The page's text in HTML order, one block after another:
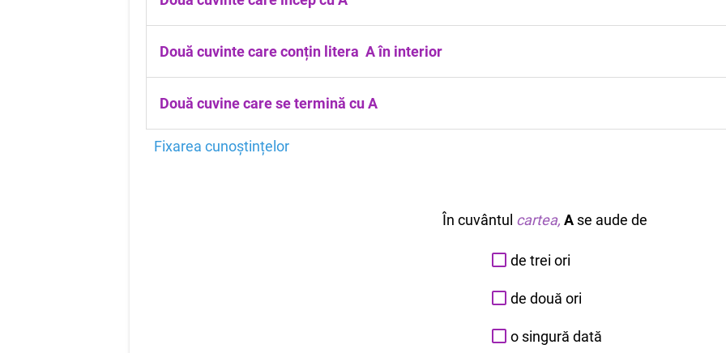
Două cuvinte care conțin litera A în interior
Două cuvine care se termină cu A
Fixarea cunoștințelor
În cuvântul cartea, A se aude de
de trei ori
de două ori
o singură dată